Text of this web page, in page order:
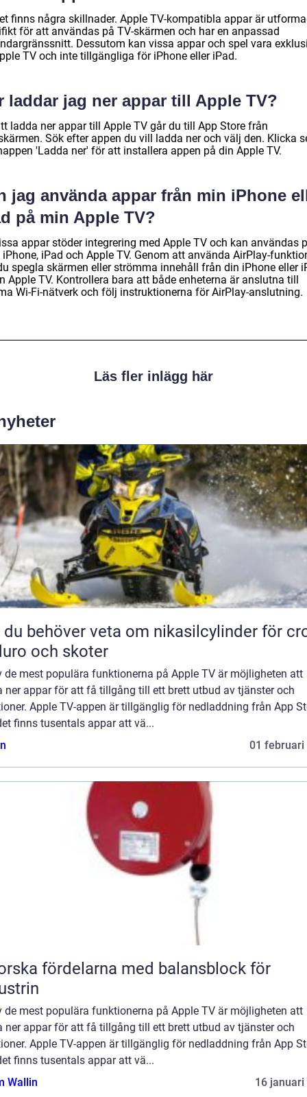
finns några skillnader. Apple TV-kompatibla appar är
för att användas på TV-skärmen och har en anpassad
Dessutom kan vissa appar och spel vara
TV och inte tillgängliga för iPhone eller iPad.
laddar jag ner appar till Apple TV?
ladda ner appar till Apple TV går du till App Store från
Sök efter appen du vill ladda ner och välj den. Klicka
'Ladda ner' för att installera appen på din Apple TV.
jag använda appar från min iPhone
på min Apple TV?
appar stöder integrering med Apple TV och kan användas
iPhone, iPad och Apple TV. Genom att använda AirPlay-
spegla skärmen eller strömma innehåll från din iPhone eller
Apple TV. Kontrollera bara att både enheterna är anslutna till
Wi-Fi-nätverk och följ instruktionerna för AirPlay-anslutning.
Läs fler inlägg här
behöver veta om nikasilcylinder för
och skoter
de mest populära funktionerna på Apple TV är möjligheten att
ner appar för att få tillgång till ett brett utbud av tjänster och
Apple TV-appen är tillgänglig för nedladdning från App
finns tusentals appar att vä...
01 februari
fördelarna med balansblock för
de mest populära funktionerna på Apple TV är möjligheten att
ner appar för att få tillgång till ett brett utbud av tjänster och
Apple TV-appen är tillgänglig för nedladdning från App
finns tusentals appar att vä...
Wallin
16 januari